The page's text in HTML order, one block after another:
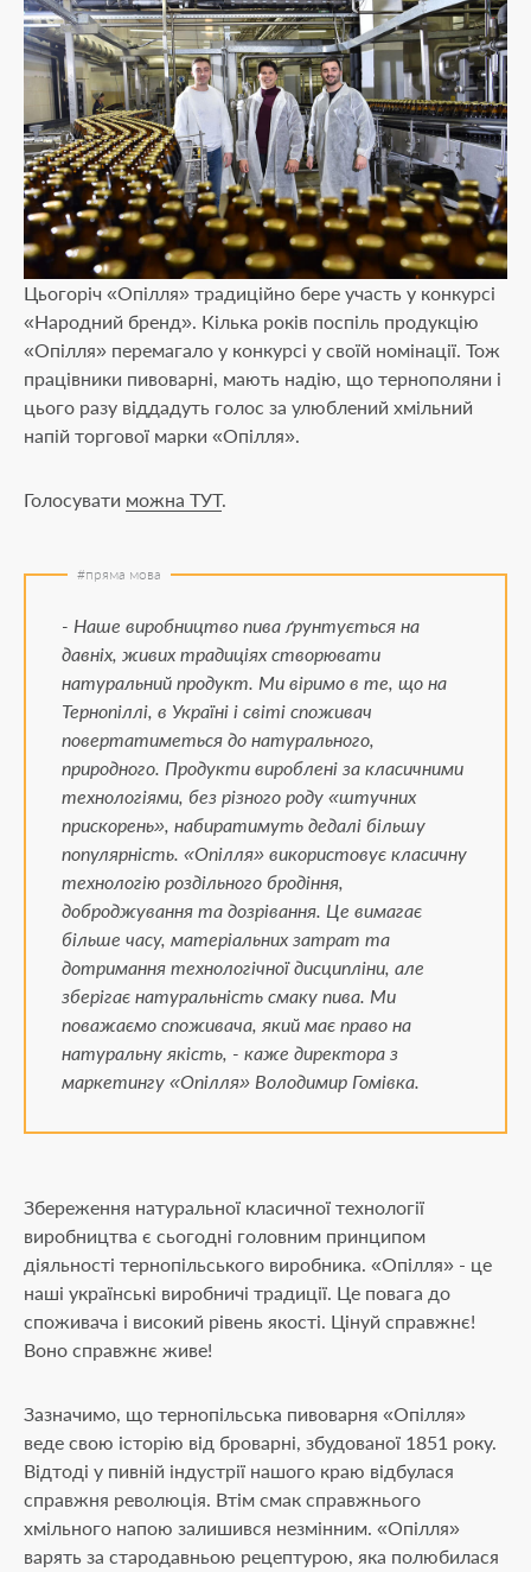
Цьогоріч «Опілля» традиційно бере участь у конкурсі
«Народний бренд». Кілька років поспіль продукцію
«Опілля» перемагало у конкурсі у своїй номінації. Тож
працівники пивоварні, мають надію, що тернополяни і
цього разу віддадуть голос за улюблений хмільний
напій торгової марки «Опілля».
Голосувати можна ТУТ.
- Наше виробництво пива ґрунтується на
давніх, живих традиціях створювати
натуральний продукт. Ми віримо в те, що на
Тернопіллі, в Україні і світі споживач
повертатиметься до натурального,
природного. Продукти вироблені за класичними
технологіями, без різного роду «штучних
прискорень», набиратимуть дедалі більшу
популярність. «Опілля» використовує класичну
технологію роздільного бродіння,
доброджування та дозрівання. Це вимагає
більше часу, матеріальних затрат та
дотримання технологічної дисципліни, але
зберігає натуральність смаку пива. Ми
поважаємо споживача, який має право на
натуральну якість, - каже директора з
маркетингу «Опілля» Володимир Гомівка.
Збереження натуральної класичної технології
виробництва є сьогодні головним принципом
діяльності тернопільського виробника. «Опілля» - це
наші українські виробничі традиції. Це повага до
споживача і високий рівень якості. Цінуй справжнє!
Воно справжнє живе!
Зазначимо, що тернопільська пивоварня «Опілля»
веде свою історію від броварні, збудованої 1851 року.
Відтоді у пивній індустрії нашого краю відбулася
справжня революція. Втім смак справжнього
хмільного напою залишився незмінним. «Опілля»
варять за стародавньою рецептурою, яка полюбилася
18+
Вам вже виповнилось
Ні